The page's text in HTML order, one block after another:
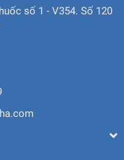
số 1 - V354. Số 120